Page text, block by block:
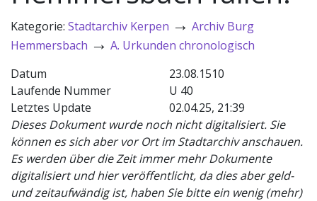
Kategorie: Stadtarchiv Kerpen → Archiv Burg
Hemmersbach → A. Urkunden chronologisch
Datum
23.08.1510
Laufende Nummer
U 40
Letztes Update
02.04.25, 21:39
Dieses Dokument wurde noch nicht digitalisiert. Sie
können es sich aber vor Ort im Stadtarchiv anschauen.
Es werden über die Zeit immer mehr Dokumente
digitalisiert und hier veröffentlicht, da dies aber geld-
und zeitaufwändig ist, haben Sie bitte ein wenig (mehr)